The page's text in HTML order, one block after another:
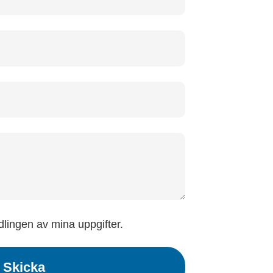
av mina uppgifter.
Skicka